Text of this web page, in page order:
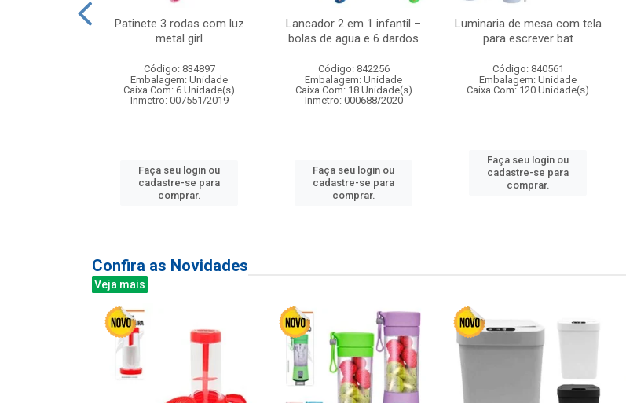
Patinete 3 rodas com luz
metal girl
Código: 834897
Embalagem: Unidade
Caixa Com: 6 Unidade(s)
Inmetro: 007551/2019
Faça seu login ou
cadastre-se para
comprar.
Lancador 2 em 1 infantil –
bolas de agua e 6 dardos
Código: 842256
Embalagem: Unidade
Caixa Com: 18 Unidade(s)
Inmetro: 000688/2020
Faça seu login ou
cadastre-se para
comprar.
Luminaria de mesa com tela
para escrever bat
Código: 840561
Embalagem: Unidade
Caixa Com: 120 Unidade(s)
Faça seu login ou
cadastre-se para
comprar.
Confira as Novidades
Veja mais